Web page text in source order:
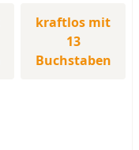
kraftlos mit
13
Buchstaben